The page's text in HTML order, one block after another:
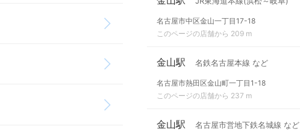
名古屋市中区金山一丁目17-18
このページの店舗から 209 m
金山駅 名鉄名古屋本線 など
名古屋市熱田区金山町一丁目1-18
このページの店舗から 237 m
金山駅 名古屋市営地下鉄名城線 など